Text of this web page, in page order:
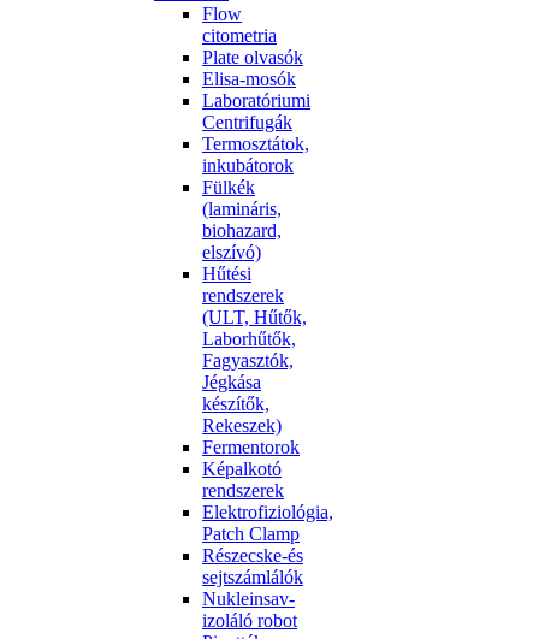
Flow
citometria
Plate olvasók
Elisa-mosók
Laboratóriumi
Centrifugák
Termosztátok,
inkubátorok
Fülkék
(lamináris,
biohazard,
elszívó)
Hűtési
rendszerek
(ULT, Hűtők,
Laborhűtők,
Fagyasztók,
Jégkása
készítők,
Rekeszek)
Fermentorok
Képalkotó
rendszerek
Elektrofiziológia,
Patch Clamp
Részecske-és
sejtszámlálók
Nukleinsav-
izoláló robot